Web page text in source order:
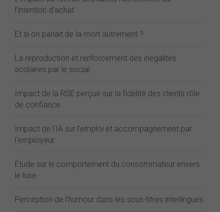
l'intention d'achat
Et si on parlait de la mort autrement ?
La reproduction et renforcement des inégalités
scolaires par le social
Impact de la RSE perçue sur la fidélité des clients rôle
de confiance
Impact de l'IA sur l'emploi et accompagnement par
l'employeur
Étude sur le comportement du consommateur envers
le luxe
Perception de l'humour dans les sous-titres interlingues